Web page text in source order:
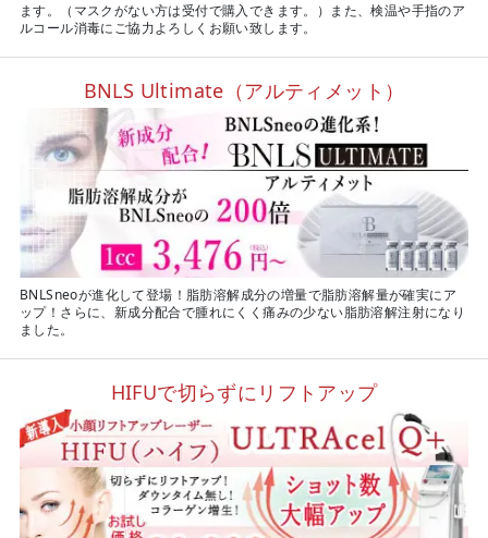
ます。（マスクがない方は受付で購入できます。）また、検温や手指のア
ルコール消毒にご協力よろしくお願い致します。
BNLS Ultimate（アルティメット）
BNLSneoが進化して登場！脂肪溶解成分の増量で脂肪溶解量が確実にア
ップ！さらに、新成分配合で腫れにくく痛みの少ない脂肪溶解注射になり
ました。
HIFUで切らずにリフトアップ